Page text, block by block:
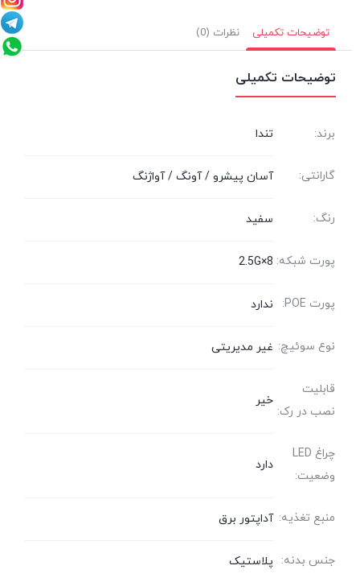
توضیحات تکمیلی نظرات (0)
توضیحات تکمیلی
برند: تندا
گارانتی: آسان پیشرو / آونگ / آواژنگ
رنگ: سفید
پورت شبکه: 8×2.5G
پورت POE: ندارد
نوع سوئیچ: غیر مدیریتی
قابلیت
نصب در رک:
خیر
چراغ LED
وضعیت:
دارد
منبع تغذیه: آداپتور برق
جنس بدنه: پلاستیک